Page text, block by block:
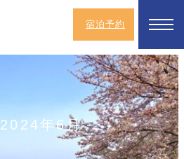
宿泊予約
2024年6月